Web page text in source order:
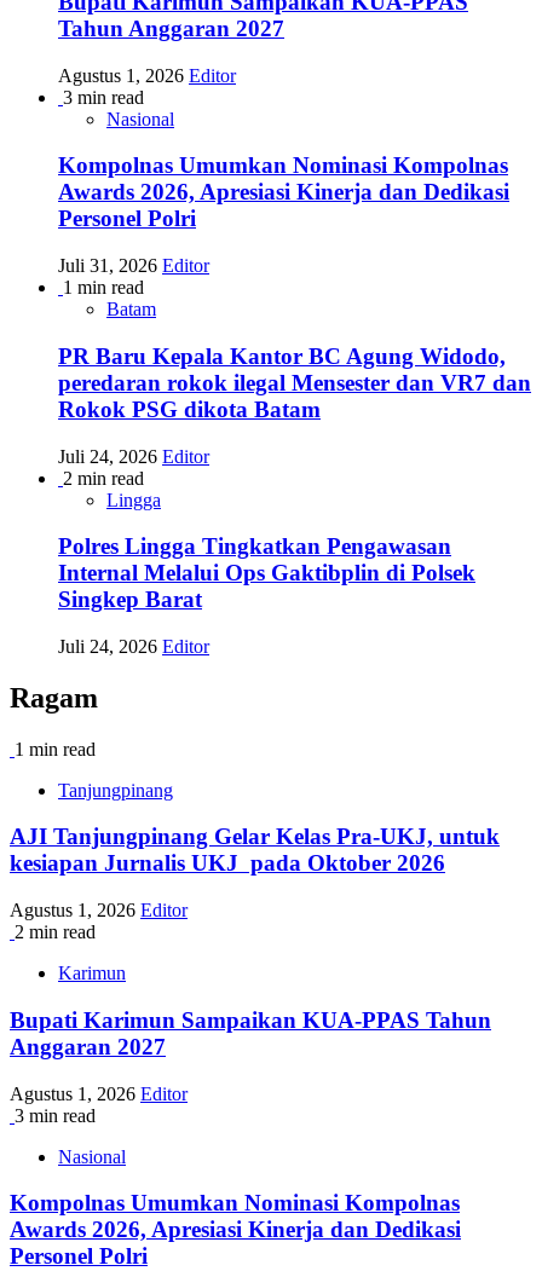
Tahun Anggaran 2027
Agustus 1, 2026 Editor
3 min read
Nasional
Kompolnas Umumkan Nominasi Kompolnas
Awards 2026, Apresiasi Kinerja dan Dedikasi
Personel Polri
Juli 31, 2026 Editor
1 min read
Batam
PR Baru Kepala Kantor BC Agung Widodo,
peredaran rokok ilegal Mensester dan VR7 dan
Rokok PSG dikota Batam
Juli 24, 2026 Editor
2 min read
Lingga
Polres Lingga Tingkatkan Pengawasan
Internal Melalui Ops Gaktibplin di Polsek
Singkep Barat
Juli 24, 2026 Editor
Ragam
1 min read
Tanjungpinang
AJI Tanjungpinang Gelar Kelas Pra-UKJ, untuk
kesiapan Jurnalis UKJ pada Oktober 2026
Agustus 1, 2026 Editor
2 min read
Karimun
Bupati Karimun Sampaikan KUA-PPAS Tahun
Anggaran 2027
Agustus 1, 2026 Editor
3 min read
Nasional
Kompolnas Umumkan Nominasi Kompolnas
Awards 2026, Apresiasi Kinerja dan Dedikasi
Personel Polri